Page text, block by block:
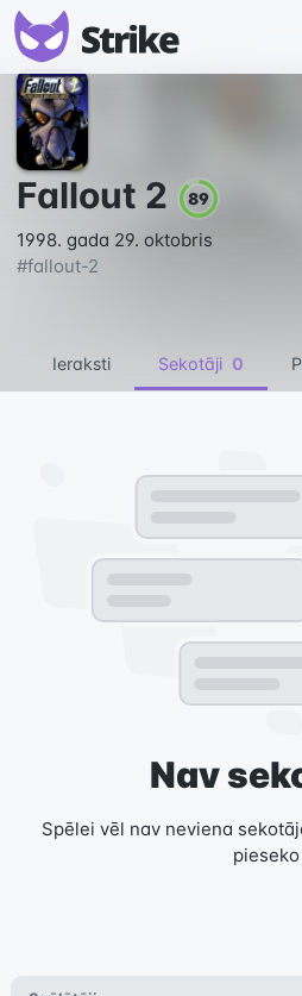
Fallout 2 89
1998. gada 29. oktobris
#fallout-2
Ieraksti Sekotāji 0
Nav
Spēlei vēl nav neviena
pieseko